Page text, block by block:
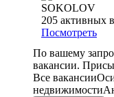
SOKOLOV
205 активных
Посмотреть
По вашему
вакансии.
Все вакансии
недвижимости